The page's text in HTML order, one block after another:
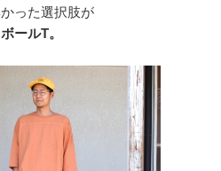
った選択肢が
ールT。